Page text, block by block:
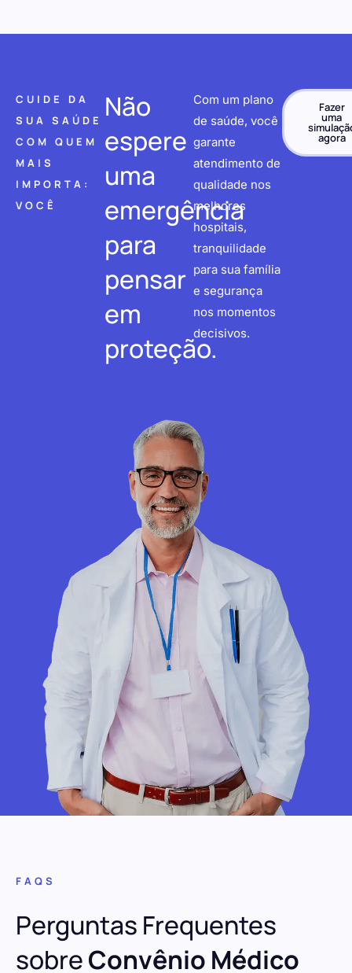
CUIDE DA
SUA SAÚDE
COM QUEM
MAIS
IMPORTA:
VOCÊ
Não
espere
uma
emergência
para
pensar
em
proteção.
Com um plano
de saúde, você
garante
atendimento de
qualidade nos
melhores
hospitais,
tranquilidade
para sua família
e segurança
nos momentos
decisivos.
Fazer
uma
agora
FAQS
Perguntas Frequentes
sobreConvênio Médico